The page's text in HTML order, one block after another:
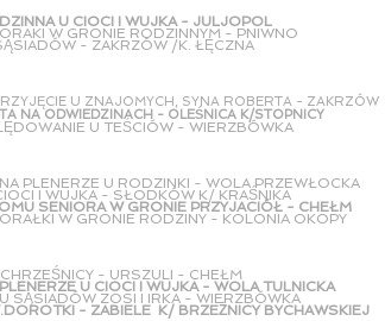
U CIOCI I WUJKA - JULJOPOL
W GRONIE RODZINNYM - PNIWNO
- ZAKRZÓW /K. ŁĘCZNA
U ZNAJOMYCH, SYNA ROBERTA - ZAKRZÓW
NA ODWIEDZINACH - OLEŚNICA K/STOPNICY
U TEŚCIÓW - WIERZBÓWKA
PLENERZE U RODZINKI - WOLA PRZEWŁOCKA
I WUJKA - SŁODKÓW K/ KRAŚNIKA
SENIORA W GRONIE PRZYJACIÓŁ - CHEŁM
W GRONIE RODZINY - KOLONIA OKOPY
- URSZULI - CHEŁM
U CIOCI I WUJKA - WOLA TULNICKA
SĄSIADÓW ZOSI I IRKA - WIERZBÓWKA
- ZABIELE K/ BRZEŻNICY BYCHAWSKIEJ